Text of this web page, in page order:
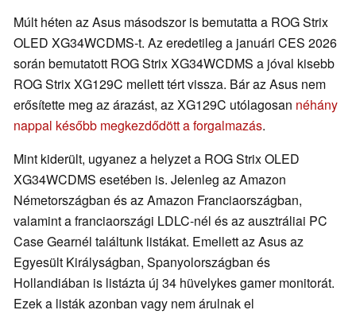
Múlt héten az Asus másodszor is bemutatta a ROG Strix
OLED XG34WCDMS-t. Az eredetileg a januári CES 2026
során bemutatott ROG Strix XG34WCDMS a jóval kisebb
ROG Strix XG129C mellett tért vissza. Bár az Asus nem
erősítette meg az árazást, az XG129C utólagosan néhány
nappal később megkezdődött a forgalmazás.
Mint kiderült, ugyanez a helyzet a ROG Strix OLED
XG34WCDMS esetében is. Jelenleg az Amazon
Németországban és az Amazon Franciaországban,
valamint a franciaországi LDLC-nél és az ausztráliai PC
Case Gearnél találtunk listákat. Emellett az Asus az
Egyesült Királyságban, Spanyolországban és
Hollandiában is listázta új 34 hüvelykes gamer monitorát.
Ezek a listák azonban vagy nem árulnak el